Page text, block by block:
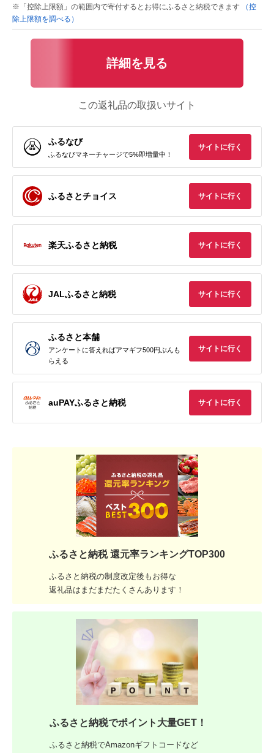
※「控除上限額」の範囲内で寄付するとお得にふるさと納税できます
（控
除上限額を調べる）
詳細を見る
この返礼品の取扱いサイト
ふるなび
ふるなびマネーチャージで5%即増量中！
サイトに行く
ふるさとチョイス サイトに行く
楽天ふるさと納税 サイトに行く
JALふるさと納税 サイトに行く
ふるさと本舗
アンケートに答えればアマギフ500円ぶんも
らえる
サイトに行く
auPAYふるさと納税 サイトに行く
ふるさと納税 還元率ランキングTOP300
ふるさと納税の制度改定後もお得な
返礼品はまだまだたくさんあります！
ふるさと納税でポイント大量GET！
ふるさと納税でAmazonギフトコードなど